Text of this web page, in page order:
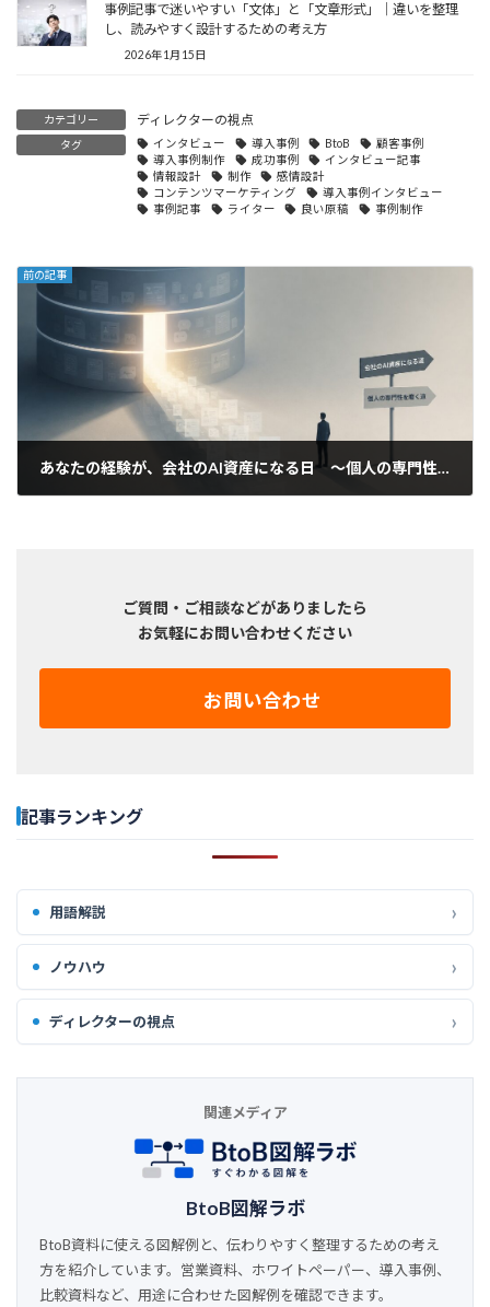
事例記事で迷いやすい「文体」と「文章形式」｜違いを整理
し、読みやすく設計するための考え方
2026年1月15日
カテゴリー ディレクターの視点
タグ インタビュー 導入事例 BtoB
顧客事例
導入事例制作
成功事例
インタビュー記事
情報設計
制作
感情設計
コンテンツマーケティング
導入事例インタビュー
事例記事
ライター 良い原稿 事例制作
前の記事
あなたの経験が、会社のAI資産になる日 ～個人の専門性はどこへ行くのか、
ご質問・ご相談などがありましたら
お気軽にお問い合わせください
お問い合わせ
記事ランキング
用語解説
ノウハウ
ディレクターの視点
関連メディア
BtoB図解ラボ
BtoB資料に使える図解例と、伝わりやすく整理するための考え
方を紹介しています。営業資料、ホワイトペーパー、導入事例、
比較資料など、用途に合わせた図解例を確認できます。